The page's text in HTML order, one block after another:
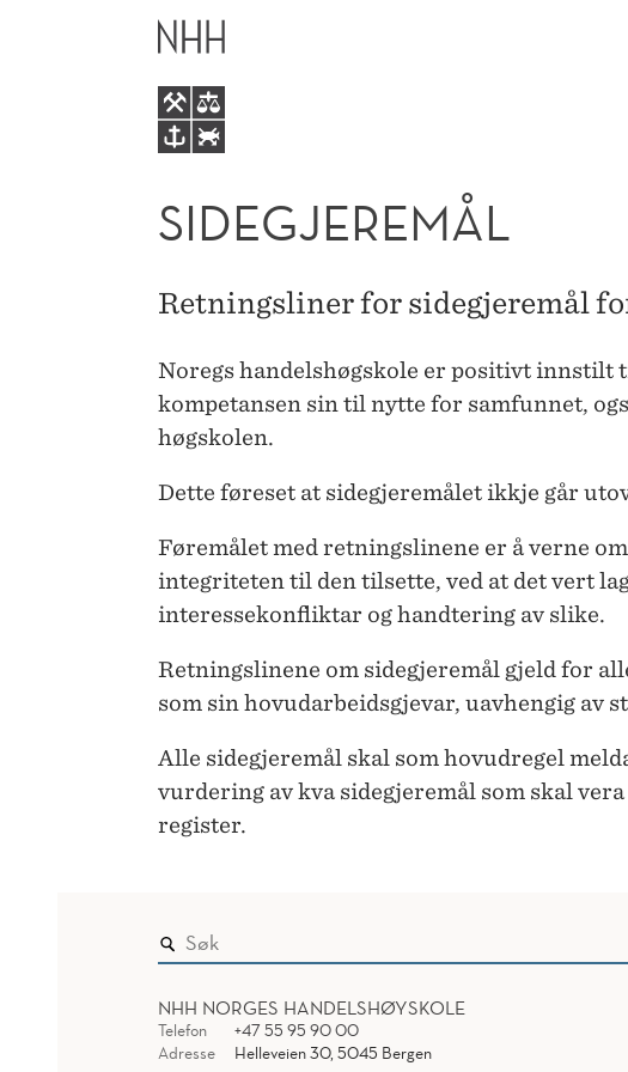
SIDEGJEREMÅL
SIDEGJEREMÅL
Retningsliner for sidegjeremål
Noregs handelshøgskole er positivt innstilt
kompetansen sin til nytte for samfunnet,
høgskolen.
Dette føreset at sidegjeremålet ikkje går
Føremålet med retningslinene er å verne
integriteten til den tilsette, ved at det vert
interessekonfliktar og handtering av slike.
Retningslinene om sidegjeremål gjeld for
som sin hovudarbeidsgjevar, uavhengig av
Alle sidegjeremål skal som hovudregel
vurdering av kva sidegjeremål som skal
register.
NHH NORGES HANDELSHØYSKOLE
Telefon
+47 55 95 90 00
Adresse
Helleveien 30, 5045 Bergen